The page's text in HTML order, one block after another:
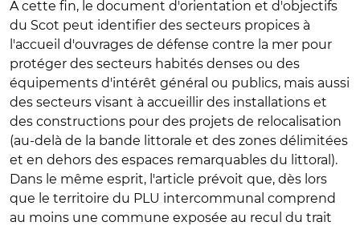
A cette fin, le document d'orientation et d'objectifs
du Scot peut identifier des secteurs propices à
l'accueil d'ouvrages de défense contre la mer pour
protéger des secteurs habités denses ou des
équipements d'intérêt général ou publics, mais aussi
des secteurs visant à accueillir des installations et
des constructions pour des projets de relocalisation
(au-delà de la bande littorale et des zones délimitées
et en dehors des espaces remarquables du littoral).
Dans le même esprit, l'article prévoit que, dès lors
que le territoire du PLU intercommunal comprend
au moins une commune exposée au recul du trait